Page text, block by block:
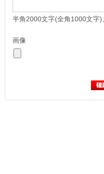
半角2000文字(全角1000文字)
画像